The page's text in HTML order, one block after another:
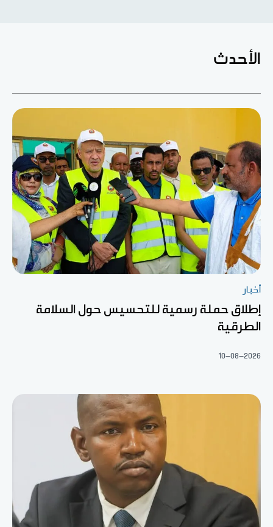
الأحدث
أخبار
إطلاق حملة رسمية للتحسيس حول السلامة
الطرقية
10-08-2026